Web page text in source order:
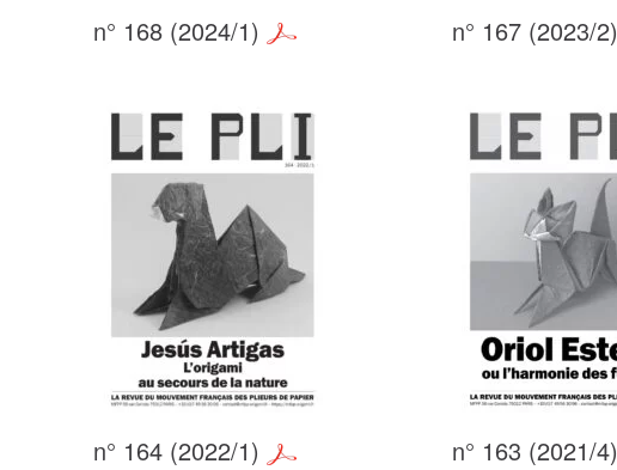
n° 168 (2024/1) n° 167 (2023/2)
n° 164 (2022/1) n° 163 (2021/4)